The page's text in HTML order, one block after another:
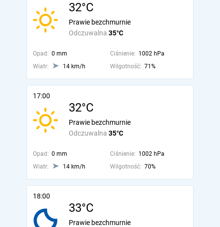
32°C
Odczuwalna 35°C
Prawie bezchmurnie
Opad: 0 mm Ciśnienie: 1002 hPa
Wiatr:
14 km/h Wilgotność: 71%
17:00
32°C
Odczuwalna 35°C
Prawie bezchmurnie
Opad: 0 mm Ciśnienie: 1002 hPa
Wiatr:
14 km/h Wilgotność: 70%
18:00
33°C
Prawie bezchmurnie